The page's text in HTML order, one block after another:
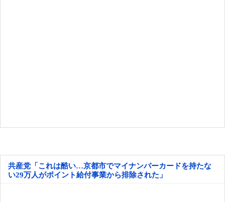
共産党「これは酷い…京都市でマイナンバーカードを持たな
い29万人がポイント給付事業から排除された」